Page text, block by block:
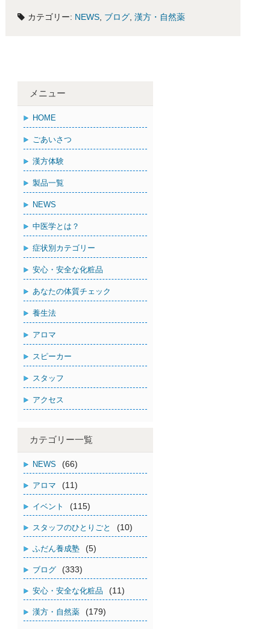
カテゴリー: NEWS, ブログ, 漢方・自然薬
メニュー
HOME
ごあいさつ
漢方体験
製品一覧
NEWS
中医学とは？
症状別カテゴリー
安心・安全な化粧品
あなたの体質チェック
養生法
アロマ
スピーカー
スタッフ
アクセス
カテゴリー一覧
NEWS (66)
アロマ (11)
イベント (115)
スタッフのひとりごと (10)
ふだん養成塾 (5)
ブログ (333)
安心・安全な化粧品 (11)
漢方・自然薬 (179)